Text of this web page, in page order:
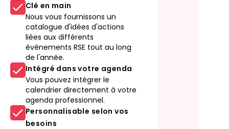
Clé en main
Nous vous fournissons un
catalogue d'idées d'actions
liées aux différents
évènements RSE tout au long
de l'année.
Intégré dans votre agenda
Vous pouvez intégrer le
calendrier directement à votre
agenda professionnel.
Personnalisable selon vos
besoins